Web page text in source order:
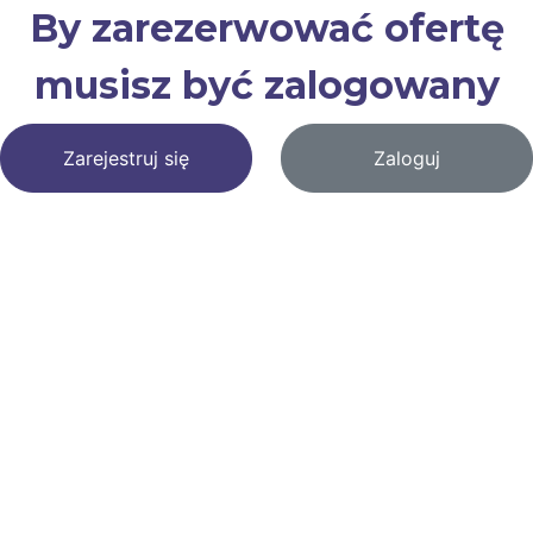
By zarezerwować ofertę
musisz być zalogowany
Zarejestruj się Zaloguj